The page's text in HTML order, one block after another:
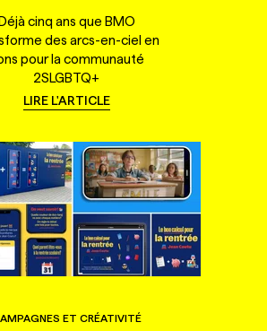
cinq ans que BMO
des arcs-en-ciel en
pour la communauté
2SLGBTQ+
LIRE L'ARTICLE
ET CRÉATIVITÉ